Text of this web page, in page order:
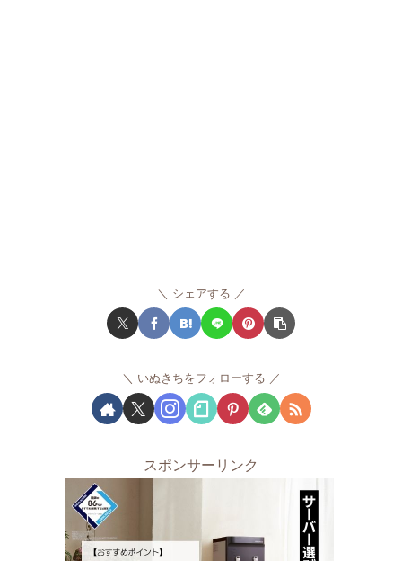
シェアする
いぬきちをフォローする
スポンサーリンク